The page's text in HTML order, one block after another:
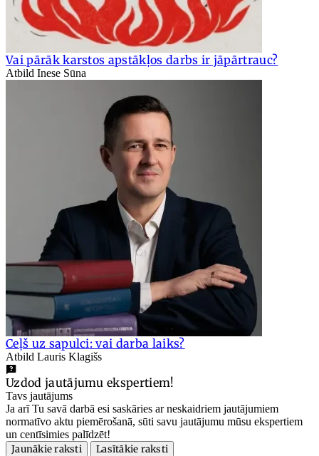
Vai pārāk karstos apstākļos darbs ir jāpārtrauc?
Atbild Inese Sūna
Ceļš uz sapulci: vai darba laiks?
Atbild Lauris Klagišs
Uzdod jautājumu ekspertiem!
Tavs jautājums
Ja arī Tu savā darbā esi saskāries ar neskaidriem jautājumiem
normatīvo aktu piemērošanā, sūti savu jautājumu mūsu ekspertiem
un centīsimies palīdzēt!
Jaunākie raksti
Lasītākie raksti